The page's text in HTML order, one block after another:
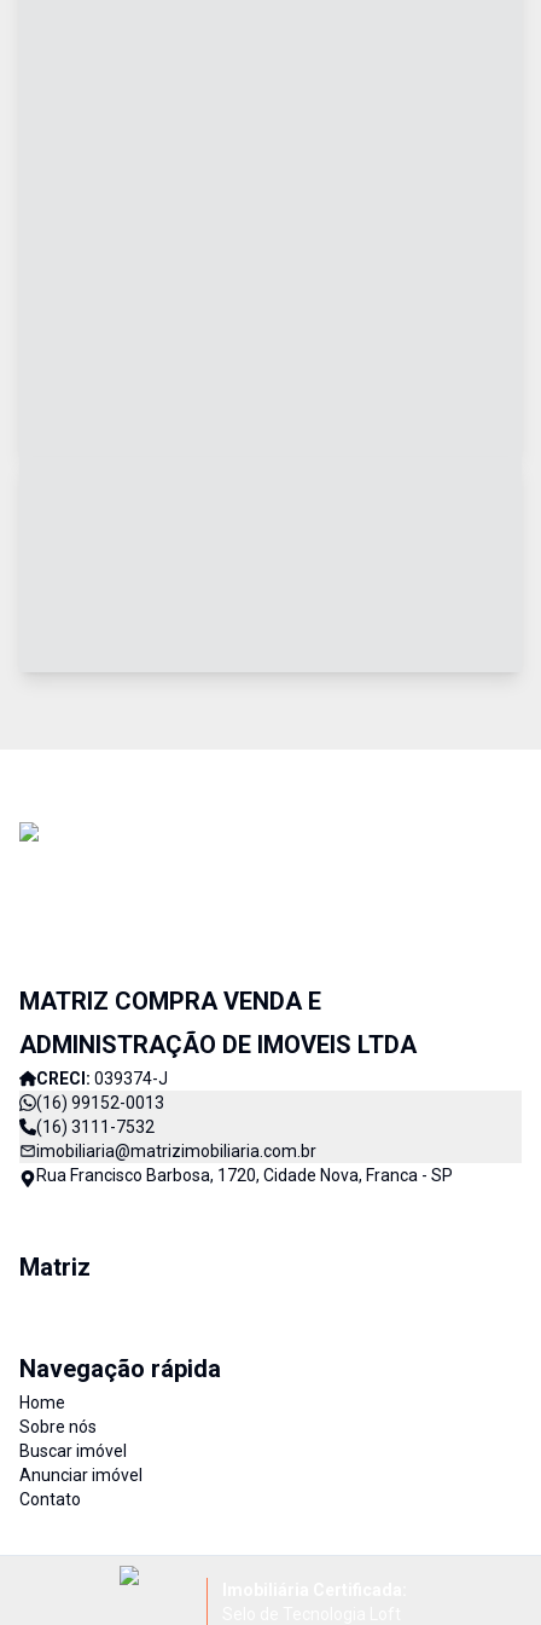
MATRIZ COMPRA VENDA E
ADMINISTRAÇÃO DE IMOVEIS LTDA
CRECI: 039374-J
(16) 99152-0013
(16) 3111-7532
imobiliaria@matrizimobiliaria.com.br
Rua Francisco Barbosa, 1720, Cidade Nova, Franca - SP
Matriz
Navegação rápida
Home
Sobre nós
Buscar imóvel
Anunciar imóvel
Contato